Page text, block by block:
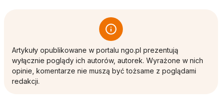
Artykuły opublikowane w portalu ngo.pl prezentują
wyłącznie poglądy ich autorów, autorek. Wyrażone w nich
opinie, komentarze nie muszą być tożsame z poglądami
redakcji.